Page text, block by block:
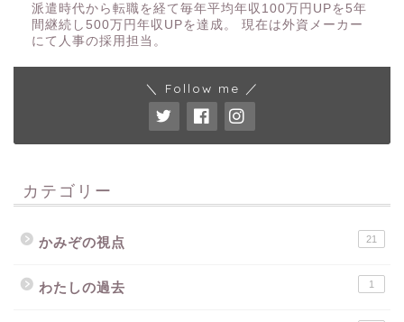
派遣時代から転職を経て毎年平均年収100万円UPを5年
間継続し500万円年収UPを達成。 現在は外資メーカー
にて人事の採用担当。
＼ Follow me ／
カテゴリー
かみぞの視点 21
わたしの過去 1